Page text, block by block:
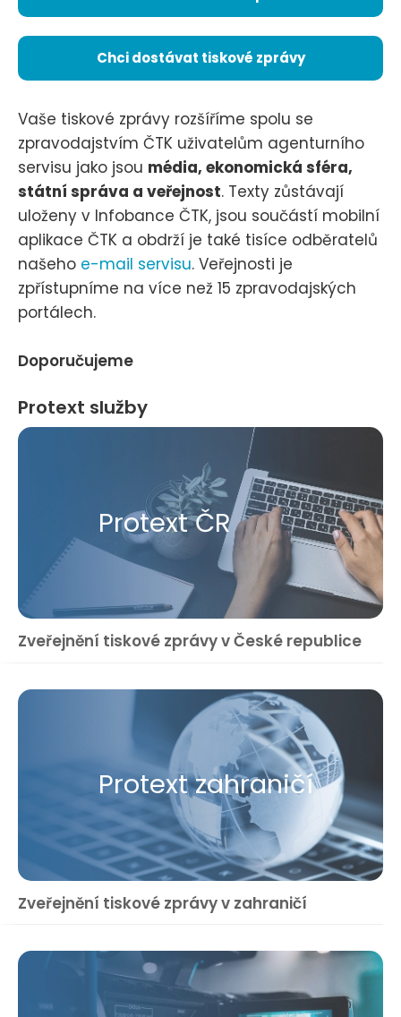
Chci dostávat tiskové zprávy
Vaše tiskové zprávy rozšíříme spolu se
zpravodajstvím ČTK uživatelům agenturního
servisu jako jsou média, ekonomická sféra,
státní správa a veřejnost. Texty zůstávají
uloženy v Infobance ČTK, jsou součástí mobilní
aplikace ČTK a obdrží je také tisíce odběratelů
našeho e-mail servisu. Veřejnosti je
zpřístupníme na více než 15 zpravodajských
portálech.
Doporučujeme
Protext služby
Protext ČR
Zveřejnění tiskové zprávy v České republice
Protext zahraničí
Zveřejnění tiskové zprávy v zahraničí